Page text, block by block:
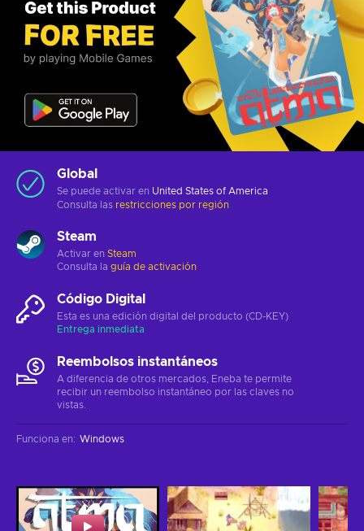
Global
Se puede activar en United States of America
Consulta las restricciones por región
Steam
Activar en Steam
Consulta la guía de activación
Código Digital
Esta es una edición digital del producto (CD-KEY)
Entrega inmediata
Reembolsos instantáneos
A diferencia de otros mercados, Eneba te permite
recibir un reembolso instantáneo por las claves no
vistas.
Funciona en: Windows